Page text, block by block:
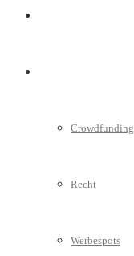
Crowdfunding
Recht
Werbespots